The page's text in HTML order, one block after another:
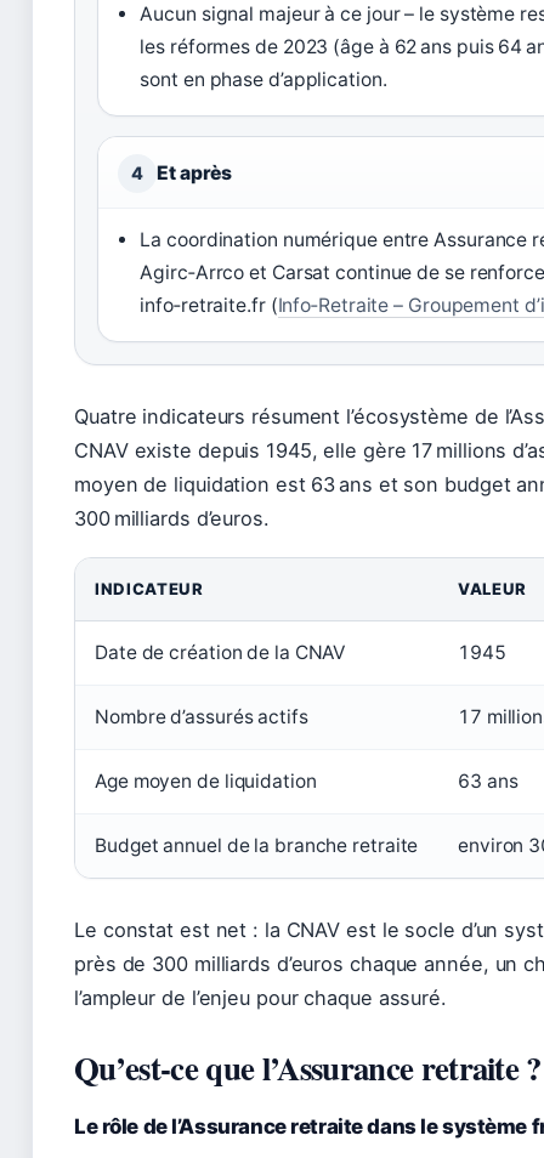
Aucun signal majeur à ce jour – le système
les réformes de 2023 (âge à 62 ans puis 64
sont en phase d’application.
4 Et après
La coordination numérique entre Assurance
Agirc‑Arrco et Carsat continue de se
info‑retraite.fr (Info‑Retraite – Groupement
Quatre indicateurs résument l’écosystème de
CNAV existe depuis 1945, elle gère 17 millions
moyen de liquidation est 63 ans et son budget
300 milliards d’euros.
INDICATEUR VALEUR
Date de création de la CNAV 1945
Nombre d’assurés actifs 17
Age moyen de liquidation 63 ans
Budget annuel de la branche retraite environ
Le constat est net : la CNAV est le socle d’un
près de 300 milliards d’euros chaque année, un
l’ampleur de l’enjeu pour chaque assuré.
Qu’est-ce que l’Assurance retraite ?
Le rôle de l’Assurance retraite dans le système